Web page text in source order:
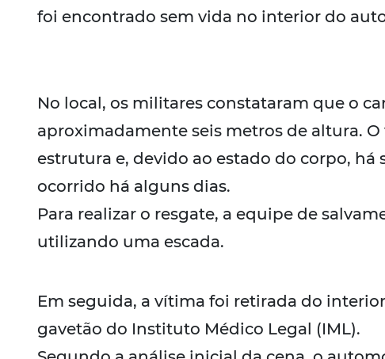
foi encontrado sem vida no interior do
No local, os militares constataram que o
aproximadamente seis metros de altura.
estrutura e, devido ao estado do corpo,
ocorrido há alguns dias.
Para realizar o resgate, a equipe de
utilizando uma escada.
Em seguida, a vítima foi retirada do
gavetão do Instituto Médico Legal (IML).